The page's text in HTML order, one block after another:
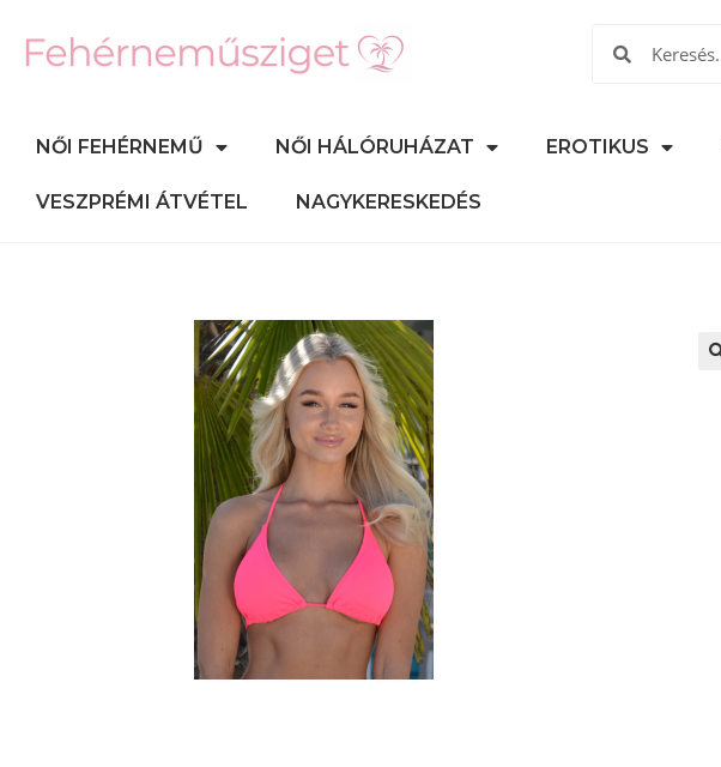
NŐI FEHÉRNEMŰ NŐI HÁLÓRUHÁZAT EROTIKUS
VESZPRÉMI ÁTVÉTEL NAGYKERESKEDÉS